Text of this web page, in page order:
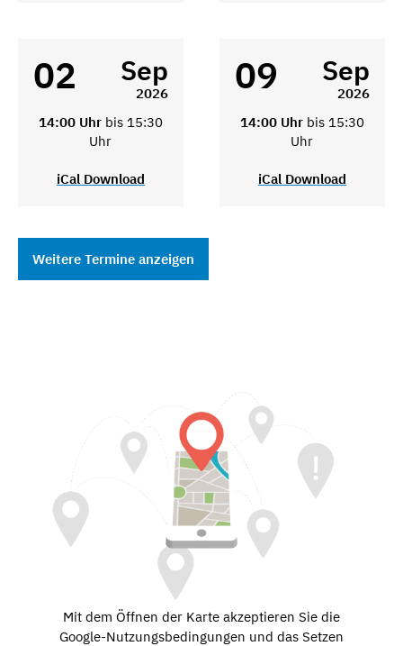
02 Sep
2026
14:00 Uhr bis 15:30
Uhr
iCal Download
09 Sep
2026
14:00 Uhr bis 15:30
Uhr
iCal Download
Weitere Termine anzeigen
Mit dem Öffnen der Karte akzeptieren Sie die
Google-Nutzungsbedingungen und das Setzen